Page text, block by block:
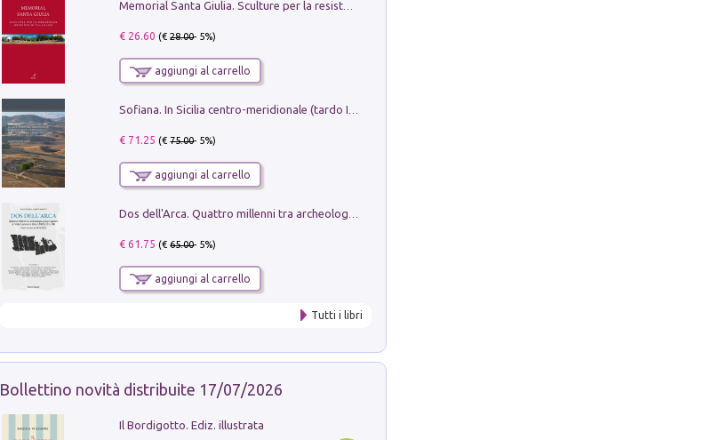
€ 26.60 (€28.00- 5%)
aggiungi al carrello
€ 71.25 (€75.00- 5%)
aggiungi al carrello
€ 61.75 (€65.00- 5%)
aggiungi al carrello
Tutti i libri
Bollettino novità distribuite 17/07/2026
Il Bordigotto. Ediz. illustrata